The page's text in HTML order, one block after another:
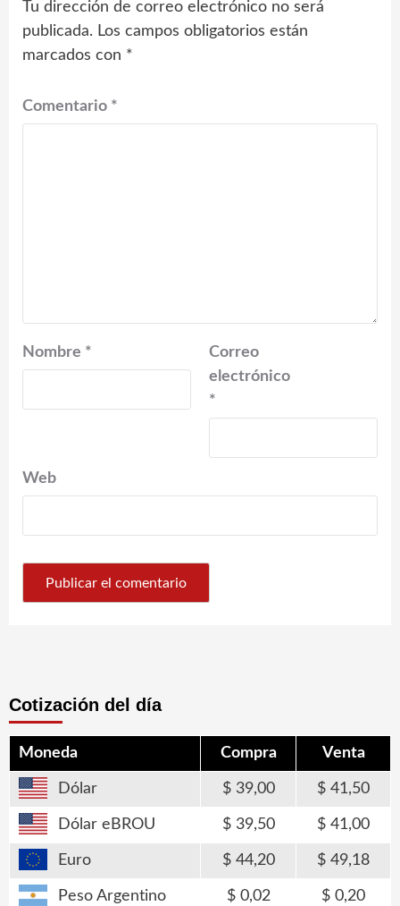
Tu dirección de correo electrónico no será
publicada. Los campos obligatorios están
marcados con *
Comentario *
Nombre *
Correo
electrónico
*
Web
Cotización del día
Moneda Compra Venta
Dólar 39,00 41,50
Dólar eBROU 39,50 41,00
Euro 44,20 49,18
Peso Argentino 0,02 0,20